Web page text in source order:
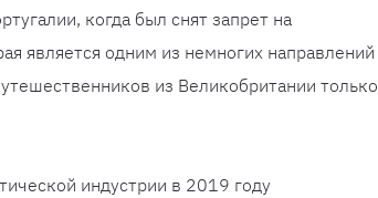
когда был снят запрет на
является одним из немногих направлений
из Великобритании только
индустрии в 2019 году